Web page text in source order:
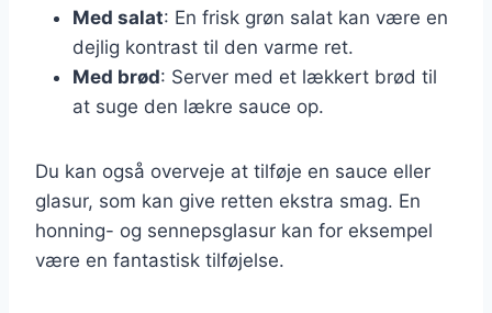
Med salat: En frisk grøn salat kan være en
dejlig kontrast til den varme ret.
Med brød: Server med et lækkert brød til
at suge den lækre sauce op.
Du kan også overveje at tilføje en sauce eller
glasur, som kan give retten ekstra smag. En
honning- og sennepsglasur kan for eksempel
være en fantastisk tilføjelse.